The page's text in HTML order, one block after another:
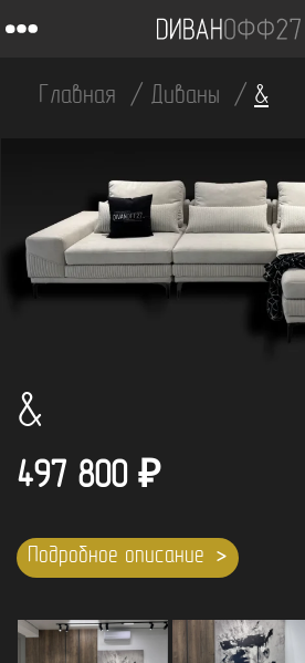
Главная Диваны &
&
497 800 ₽
Подробное описание